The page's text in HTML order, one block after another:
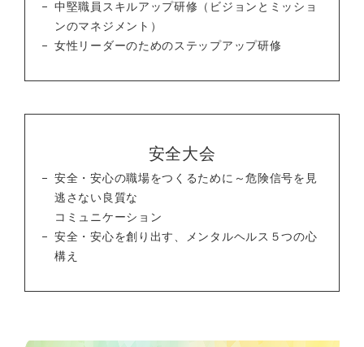
中堅職員スキルアップ研修（ビジョンとミッショ
ンのマネジメント）
女性リーダーのためのステップアップ研修
安全大会
安全・安心の職場をつくるために～危険信号を見
逃さない良質な
コミュニケーション
安全・安心を創り出す、メンタルヘルス５つの心
構え